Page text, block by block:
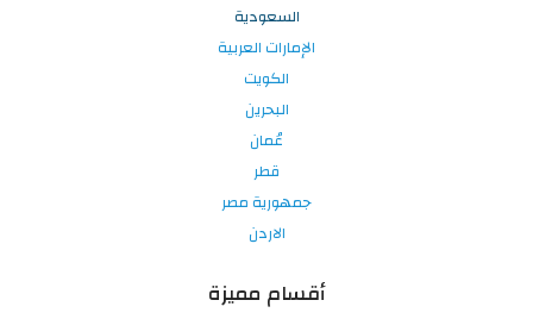
السعودية
الإمارات العربية
الكويت
البحرين
عُمان
قطر
جمهورية مصر
الاردن
أقسام مميزة